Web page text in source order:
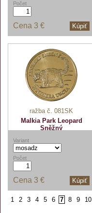
Počet
Kúpiť
Cena 3 €
ražba č. 081SK
Malkia Park Leopard
Sněžný
Variant
Počet
Kúpiť
Cena 3 €
1 2 3 4 5 6 7 8 9 10